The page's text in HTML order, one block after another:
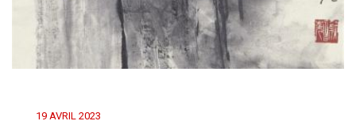
19 AVRIL 2023